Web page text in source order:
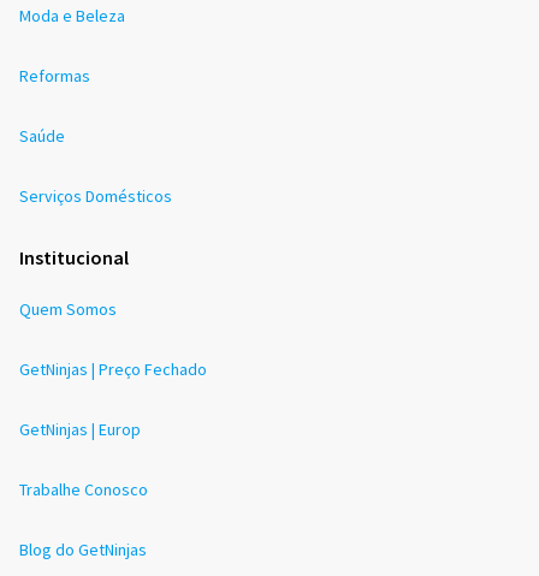
Moda e Beleza
Reformas
Saúde
Serviços Domésticos
Institucional
Quem Somos
GetNinjas | Preço Fechado
GetNinjas | Europ
Trabalhe Conosco
Blog do GetNinjas